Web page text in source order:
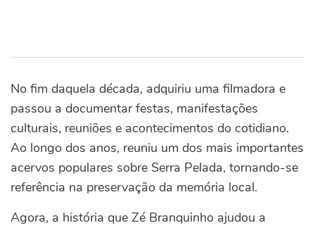
No fim daquela década, adquiriu uma filmadora e
passou a documentar festas, manifestações
culturais, reuniões e acontecimentos do cotidiano.
Ao longo dos anos, reuniu um dos mais importantes
acervos populares sobre Serra Pelada, tornando-se
referência na preservação da memória local.
Agora, a história que Zé Branquinho ajudou a